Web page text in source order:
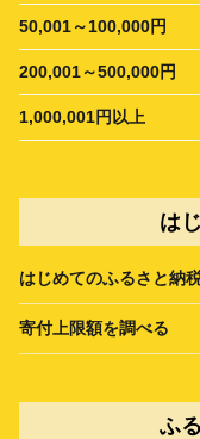
50,001～100,000円
200,001～500,000円
1,000,001円以上
は
はじめてのふるさと納
寄付上限額を調べる
ふ